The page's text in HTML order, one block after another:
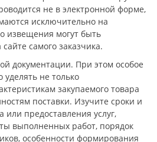
не в электронной форме,
исключительно на
извещения могут быть
самого заказчика.
документации. При этом особое
не только
закупаемого товара
поставки. Изучите сроки и
или предоставления услуг,
выполненных работ, порядок
особенности формирования